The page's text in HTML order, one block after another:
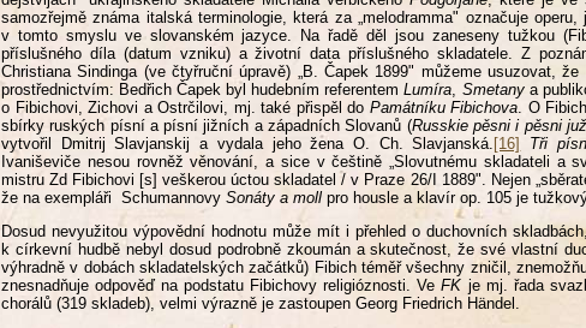
samozřejmě známa italská terminologie, která za „melodramma" označuje
v tomto smyslu ve slovanském jazyce. Na řadě děl jsou zaneseny tužkou
příslušného díla (datum vzniku) a životní data příslušného skladatele. Z
Christiana Sindinga (ve čtyřruční úpravě) „B. Čapek 1899" můžeme usuzovat,
prostřednictvím: Bedřich Čapek byl hudebním referentemLumíra, Smetanya
o Fibichovi, Zichovi a Ostrčilovi, mj. také přispěl do Památníku Fibichova. O
sbírky ruských písní a písní jižních a západních Slovanů (Russkie pěsni i pěsni
vytvořil Dmitrij Slavjanskij a vydala jeho žena O. Ch. Slavjanská. [16] Tři
Ivaniševiče nesou rovněž věnování, a sice v češtině „Slovutnému skladateli a
mistru Zd Fibichovi [s] veškerou úctou skladatel / v Praze 26/I 1889". Nejen
že na exempláři Schumannovy Sonáty a moll pro housle a klavír op. 105 je
Dosud nevyužitou výpovědní hodnotu může mít i přehled o duchovních
k církevní hudbě nebyl dosud podrobně zkoumán a skutečnost, že své vlastní
výhradně v dobách skladatelských začátků) Fibich téměř všechny zničil,
znesnadňuje odpověď na podstatu Fibichovy religióznosti. VeFK je mj. řada
chorálů (319 skladeb), velmi výrazně je zastoupen Georg Friedrich Händel.